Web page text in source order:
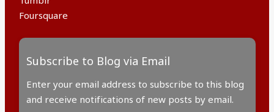
Foursquare
Subscribe to Blog via Email
Enter your email address to subscribe to this blog
and receive notifications of new posts by email.